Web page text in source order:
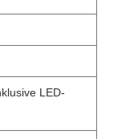
LED-